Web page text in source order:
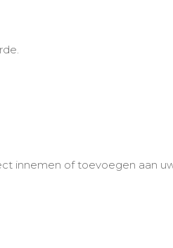
innemen of toevoegen aan